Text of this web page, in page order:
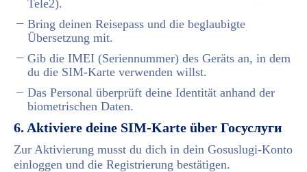
Tele2).
Bring deinen Reisepass und die beglaubigte
Übersetzung mit.
Gib die IMEI (Seriennummer) des Geräts an, in dem
du die SIM-Karte verwenden willst.
Das Personal überprüft deine Identität anhand der
biometrischen Daten.
6. Aktiviere deine SIM-Karte über Госуслуги
Zur Aktivierung musst du dich in dein Gosuslugi-Konto
einloggen und die Registrierung bestätigen.